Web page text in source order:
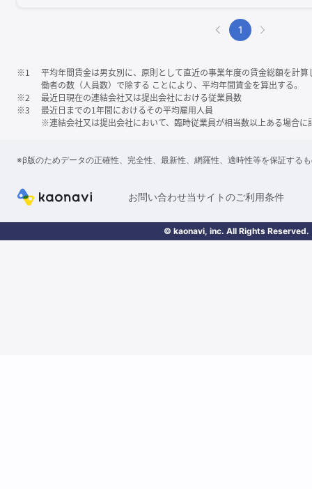
1
※1
平均年間賃金は男女別に、原則として直近の事業年度の賃金総額を計
働者の数（人員数）で除する ことにより、平均年間賃金を算出する。
※2
最近日現在の連結会社又は提出会社における従業員数
※3
最近日までの1年間におけるその平均雇用人員
※連結会社又は提出会社において、臨時従業員が相当数以上ある場合に
※β版のためデータの正確性、完全性、最新性、網羅性、適時性等を保証する
お問い合わせ当サイトのご利用条件
© kaonavi, inc. All Rights Reserved.